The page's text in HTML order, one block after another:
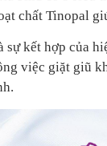
chất Tinopal
sự kết hợp của
việc giặt giũ